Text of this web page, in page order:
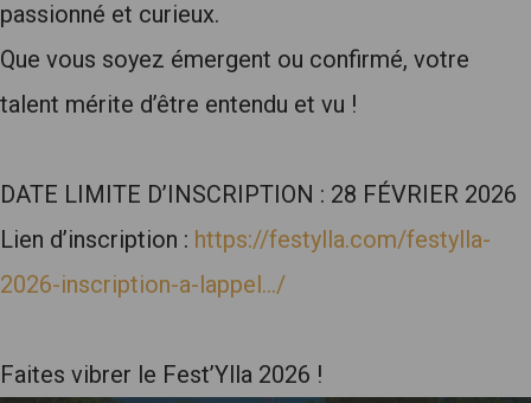
passionné et curieux.
Que vous soyez émergent ou confirmé, votre
talent mérite d’être entendu et vu !
DATE LIMITE D’INSCRIPTION : 28 FÉVRIER 2026
Lien d’inscription : https://festylla.com/festylla-
2026-inscription-a-lappel…/
Faites vibrer le Fest’Ylla 2026 !